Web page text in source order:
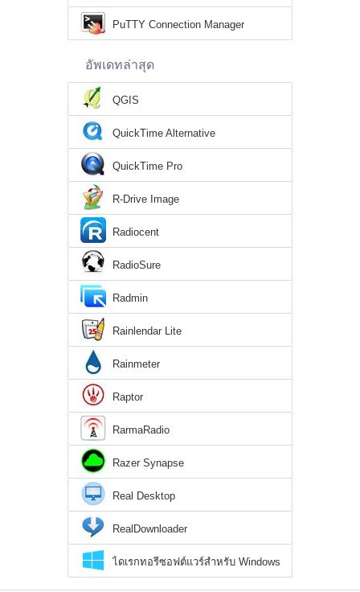
PuTTY Connection Manager
อัพเดทล่าสุด
QGIS
QuickTime Alternative
QuickTime Pro
R-Drive Image
Radiocent
RadioSure
Radmin
Rainlendar Lite
Rainmeter
Raptor
RarmaRadio
Razer Synapse
Real Desktop
RealDownloader
ไดเรกทอรีซอฟต์แวร์สำหรับ Windows
10